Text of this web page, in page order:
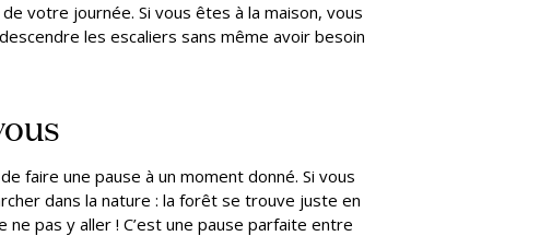
votre journée. Si vous êtes à la maison, vous
les escaliers sans même avoir besoin
faire une pause à un moment donné. Si vous
dans la nature : la forêt se trouve juste en
ne pas y aller ! C’est une pause parfaite entre